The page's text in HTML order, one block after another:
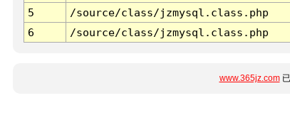
5
/source/class/jzmysql.class.php
6
/source/class/jzmysql.class.php
www.365jz.com已